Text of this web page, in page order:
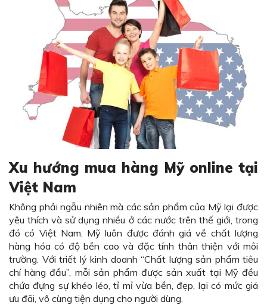
Xu hướng mua hàng Mỹ online tại
Việt Nam
Không phải ngẫu nhiên mà các sản phẩm của Mỹ lại được
yêu thích và sử dụng nhiều ở các nước trên thế giới, trong
đó có Việt Nam. Mỹ luôn được đánh giá về chất lượng
hàng hóa có độ bền cao và đặc tính thân thiện với môi
trường. Với triết lý kinh doanh “Chất lượng sản phẩm tiêu
chí hàng đầu”, mỗi sản phẩm được sản xuất tại Mỹ đều
chứa đựng sự khéo léo, tỉ mỉ vừa bền, đẹp, lại có mức giá
ưu đãi, vô cùng tiện dụng cho người dùng.